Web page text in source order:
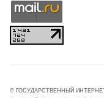
© ГОСУДАРСТВЕННЫЙ